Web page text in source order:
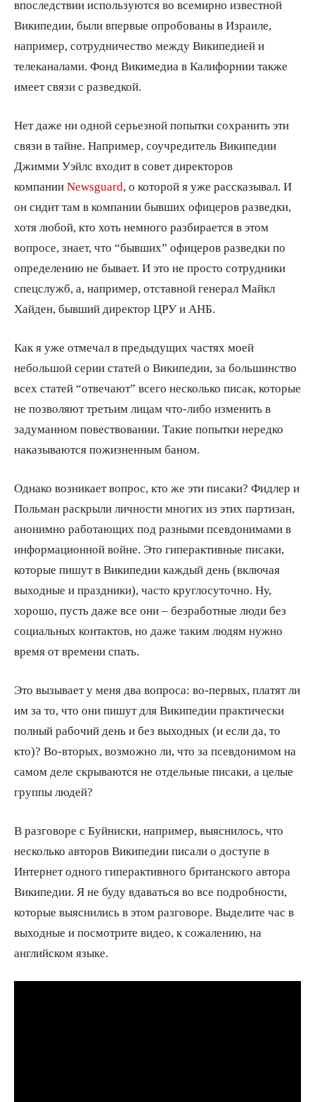
впоследствии используются во всемирно известной
Википедии, были впервые опробованы в Израиле,
например, сотрудничество между Википедией и
телеканалами. Фонд Викимедиа в Калифорнии также
имеет связи с разведкой.
Нет даже ни одной серьезной попытки сохранить эти
связи в тайне. Например, соучредитель Википедии
Джимми Уэйлс входит в совет директоров
компании Newsguard , о которой я уже рассказывал. И
он сидит там в компании бывших офицеров разведки,
хотя любой, кто хоть немного разбирается в этом
вопросе, знает, что “бывших” офицеров разведки по
определению не бывает. И это не просто сотрудники
спецслужб, а, например, отставной генерал Майкл
Хайден, бывший директор ЦРУ и АНБ.
Как я уже отмечал в предыдущих частях моей
небольшой серии статей о Википедии, за большинство
всех статей “отвечают” всего несколько писак, которые
не позволяют третьим лицам что-либо изменить в
задуманном повествовании. Такие попытки нередко
наказываются пожизненным баном.
Однако возникает вопрос, кто же эти писаки? Фидлер и
Польман раскрыли личности многих из этих партизан,
анонимно работающих под разными псевдонимами в
информационной войне. Это гиперактивные писаки,
которые пишут в Википедии каждый день (включая
выходные и праздники), часто круглосуточно. Ну,
хорошо, пусть даже все они – безработные люди без
социальных контактов, но даже таким людям нужно
время от времени спать.
Это вызывает у меня два вопроса: во-первых, платят ли
им за то, что они пишут для Википедии практически
полный рабочий день и без выходных (и если да, то
кто)? Во-вторых, возможно ли, что за псевдонимом на
самом деле скрываются не отдельные писаки, а целые
группы людей?
В разговоре с Буйниски, например, выяснилось, что
несколько авторов Википедии писали о доступе в
Интернет одного гиперактивного британского автора
Википедии. Я не буду вдаваться во все подробности,
которые выяснились в этом разговоре. Выделите час в
выходные и посмотрите видео, к сожалению, на
английском языке.